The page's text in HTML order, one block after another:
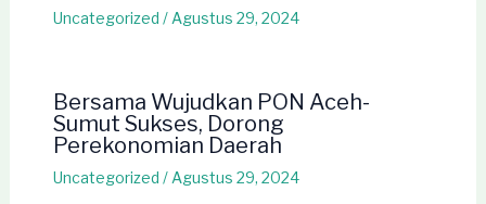
Uncategorized / Agustus 29, 2024
Bersama Wujudkan PON Aceh-
Sumut Sukses, Dorong
Perekonomian Daerah
Uncategorized / Agustus 29, 2024